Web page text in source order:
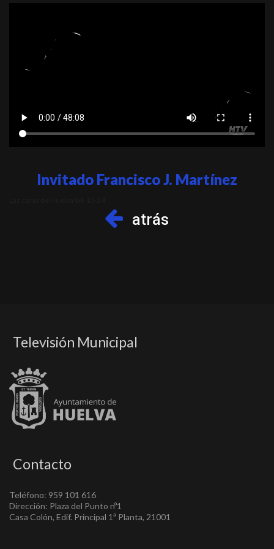
Invitado Francisco J. Martínez
atrás
Televisión Municipal
Contacto
Teléfono: 959 101 616
Dirección: Plaza del Punto nº1
Casa Colón, Edif. Principal 1ª Planta, 21001